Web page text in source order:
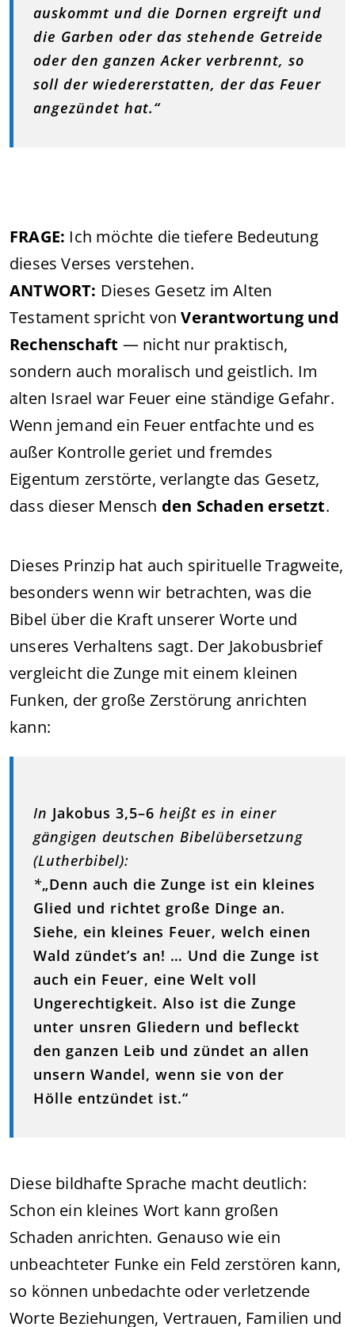
auskommt und die Dornen ergreift und
die Garben oder das stehende Getreide
oder den ganzen Acker verbrennt, so
soll der wiedererstatten, der das Feuer
angezündet hat.“
FRAGE: Ich möchte die tiefere Bedeutung
dieses Verses verstehen.
ANTWORT: Dieses Gesetz im Alten
Testament spricht vonVerantwortung und
Rechenschaft — nicht nur praktisch,
sondern auch moralisch und geistlich. Im
alten Israel war Feuer eine ständige Gefahr.
Wenn jemand ein Feuer entfachte und es
außer Kontrolle geriet und fremdes
Eigentum zerstörte, verlangte das Gesetz,
dass dieser Mensch den Schaden ersetzt.
Dieses Prinzip hat auch spirituelle Tragweite,
besonders wenn wir betrachten, was die
Bibel über die Kraft unserer Worte und
unseres Verhaltens sagt. Der Jakobusbrief
vergleicht die Zunge mit einem kleinen
Funken, der große Zerstörung anrichten
kann:
In Jakobus 3,5–6 heißt es in einer
gängigen deutschen Bibelübersetzung
(Lutherbibel):
*„Denn auch die Zunge ist ein kleines
Glied und richtet große Dinge an.
Siehe, ein kleines Feuer, welch einen
Wald zündet’s an! … Und die Zunge ist
auch ein Feuer, eine Welt voll
Ungerechtigkeit. Also ist die Zunge
unter unsren Gliedern und befleckt
den ganzen Leib und zündet an allen
unsern Wandel, wenn sie von der
Hölle entzündet ist.“
Diese bildhafte Sprache macht deutlich:
Schon ein kleines Wort kann großen
Schaden anrichten. Genauso wie ein
unbeachteter Funke ein Feld zerstören kann,
so können unbedachte oder verletzende
Worte Beziehungen, Vertrauen, Familien und